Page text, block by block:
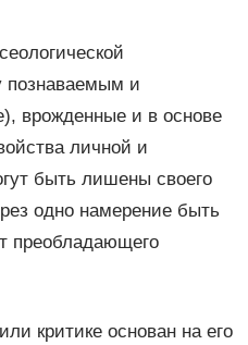
познаваемым и
врожденные и в основе
личной и
быть лишены своего
одно намерение быть
преобладающего
критике основан на его